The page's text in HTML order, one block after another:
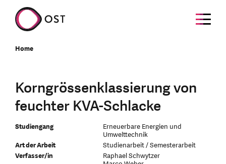
Home
Korngrössenklassierung von
feuchter KVA-Schlacke
Studiengang
Erneuerbare Energien und
Umwelttechnik
Art der Arbeit
Studienarbeit / Semesterarbeit
Verfasser/in
Raphael Schwytzer